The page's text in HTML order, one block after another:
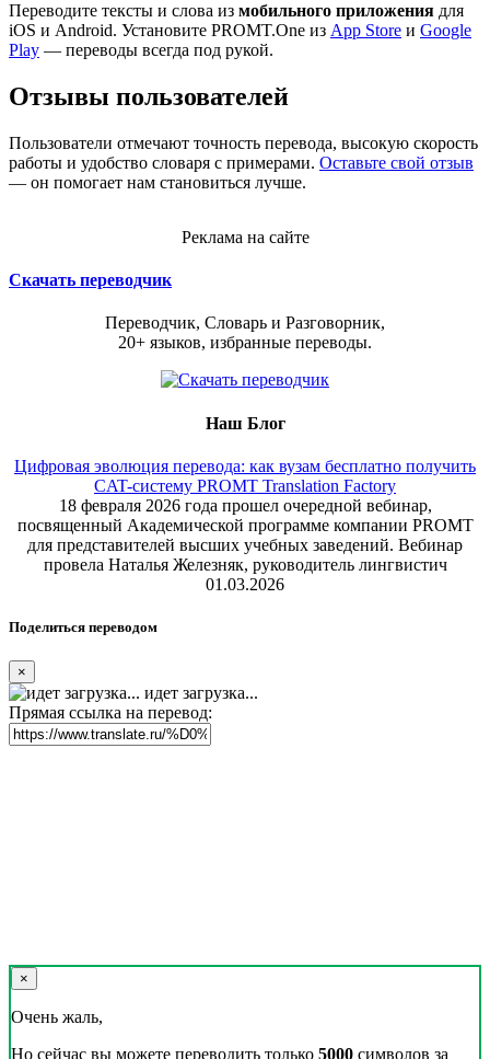
Переводите тексты и слова из мобильного приложения для
iOS и Android. Установите PROMT.One из App Store и Google
Play — переводы всегда под рукой.
Отзывы пользователей
Пользователи отмечают точность перевода, высокую скорость
работы и удобство словаря с примерами. Оставьте свой отзыв
— он помогает нам становиться лучше.
Реклама на сайте
Скачать переводчик
Переводчик, Словарь и Разговорник,
20+ языков, избранные переводы.
Наш Блог
Цифровая эволюция перевода: как вузам бесплатно получить
CAT-систему PROMT Translation Factory
18 февраля 2026 года прошел очередной вебинар,
посвященный Академической программе компании PROMT
для представителей высших учебных заведений. Вебинар
провела Наталья Железняк, руководитель лингвистич
01.03.2026
Поделиться переводом
×
идет загрузка...
Прямая ссылка на перевод:
×
Очень жаль,
Но сейчас вы можете переводить только 5000 символов за